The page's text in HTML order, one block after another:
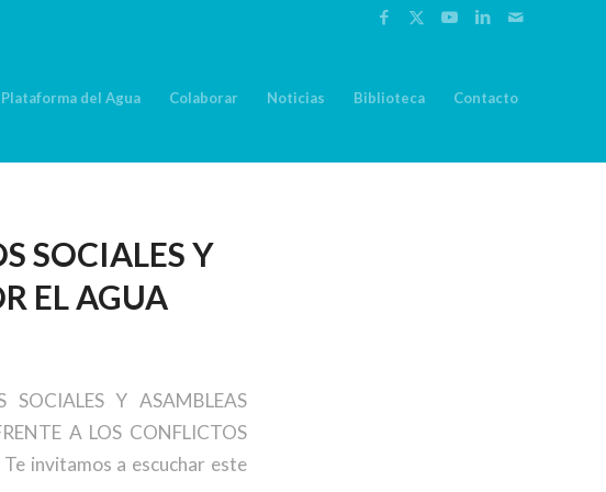
Plataforma del Agua Colaborar Noticias Biblioteca Contacto
SOCIALES Y
EL AGUA
Y ASAMBLEAS
A LOS CONFLICTOS
invitamos a escuchar este